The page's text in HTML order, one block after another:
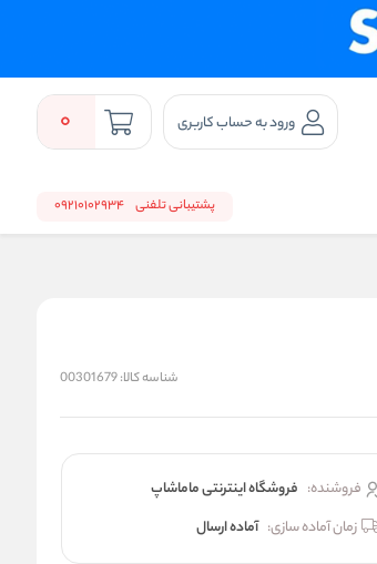
ورود به حساب کاربری 0
پشتیبانی تلفنی 09210102934
شناسه کالا:00301679
فروشنده: فروشگاه اینترنتی ماماشاپ
زمان آماده سازی: آماده ارسال